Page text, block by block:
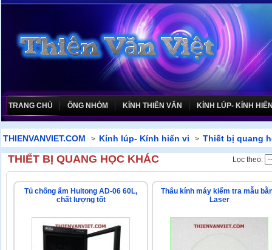
TRANG CHỦ ỐNG NHÒM KÍNH THIÊN VĂN KÍNH LÚP- KÍNH
THIENVANVIET.COM > Kính lúp- Kính hiển vi > Thiết bị quang
THIẾT BỊ QUANG HỌC KHÁC Lọc theo:
Tủ chống ẩm Huitong AD-06 60L,
chất lượng tốt
Thấu kính máy kiểm tra mẫu
Laser